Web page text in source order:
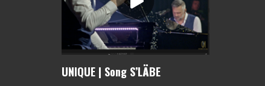
UNIQUE | Song S’LÄBE